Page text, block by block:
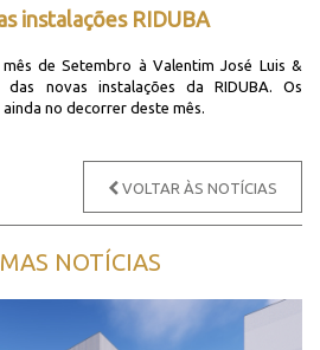
instalações RIDUBA
de Setembro à Valentim José Luis &
novas instalações da RIDUBA. Os
no decorrer deste mês.
VOLTAR ÀS NOTÍCIAS
NOTÍCIAS